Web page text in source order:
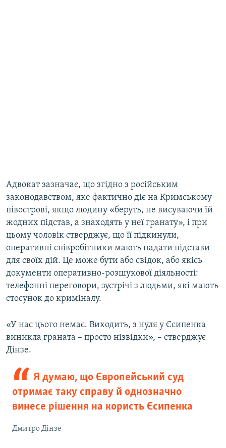
Адвокат зазначає, що згідно з російським
законодавством, яке фактично діє на Кримському
півострові, якщо людину «беруть, не висуваючи їй
жодних підстав, а знаходять у неї гранату», і при
цьому чоловік стверджує, що її підкинули,
оперативні співробітники мають надати підстави
для своїх дій. Це може бути або свідок, або якісь
документи оперативно-розшукової діяльності:
телефонні переговори, зустрічі з людьми, які мають
стосунок до криміналу.
«У нас цього немає. Виходить, з нуля у Єсипенка
виникла граната – просто нізвідки», – стверджує
Дінзе.
Я думаю, що Європейський суд
отримає таку справу й однозначно
винесе рішення на користь Єсипенка
Дмитро Дінзе